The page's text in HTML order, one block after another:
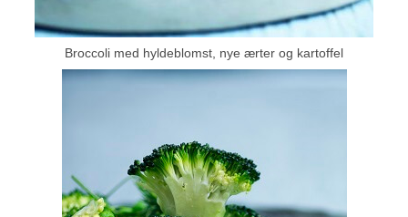
Broccoli med hyldeblomst, nye ærter og kartoffel